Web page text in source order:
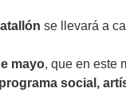
se llevará a
mayo, que en este
social,